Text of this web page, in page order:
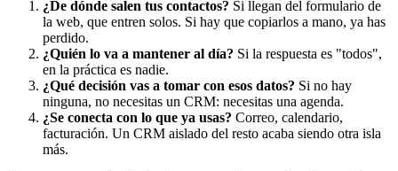
¿De dónde salen tus contactos? Si llegan del formulario de
la web, que entren solos. Si hay que copiarlos a mano, ya has
perdido.
¿Quién lo va a mantener al día? Si la respuesta es "todos",
en la práctica es nadie.
¿Qué decisión vas a tomar con esos datos? Si no hay
ninguna, no necesitas un CRM: necesitas una agenda.
¿Se conecta con lo que ya usas? Correo, calendario,
facturación. Un CRM aislado del resto acaba siendo otra isla
más.